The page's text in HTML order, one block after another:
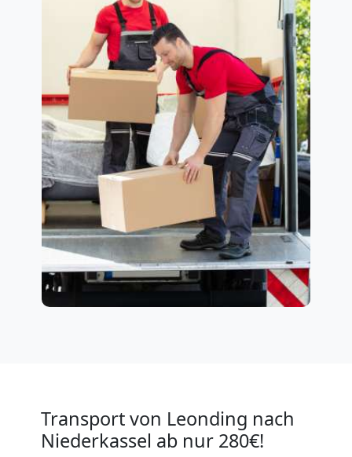
Transport von Leonding nach
Niederkassel ab nur 280€!